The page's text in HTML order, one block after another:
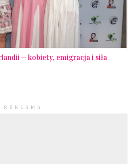
— kobiety, emigracja i siła
REKLAMA